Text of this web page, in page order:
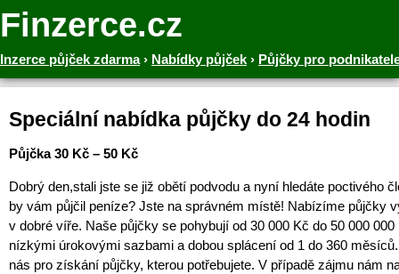
Finzerce.cz
Inzerce půjček zdarma› Nabídky půjček › Půjčky pro
Speciální nabídka půjčky do 24 hodin
Půjčka 30 Kč – 50 Kč
Dobrý den,stali jste se již obětí podvodu a nyní hledáte poctivého
by vám půjčil peníze? Jste na správném místě! Nabízíme půjčky
v dobré víře. Naše půjčky se pohybují od 30 000 Kč do 50 000
nízkými úrokovými sazbami a dobou splácení od 1 do 360
nás pro získání půjčky, kterou potřebujete. V případě zájmu nám